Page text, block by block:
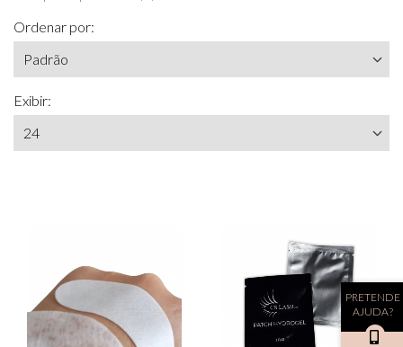
Ordenar por:
Exibir:
PRETENDE
AJUDA?